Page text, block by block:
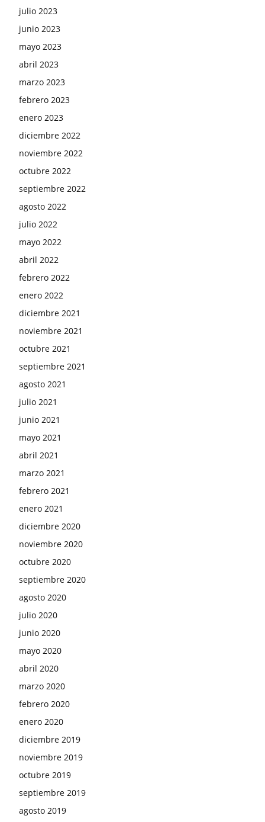
julio 2023
junio 2023
mayo 2023
abril 2023
marzo 2023
febrero 2023
enero 2023
diciembre 2022
noviembre 2022
octubre 2022
septiembre 2022
agosto 2022
julio 2022
mayo 2022
abril 2022
febrero 2022
enero 2022
diciembre 2021
noviembre 2021
octubre 2021
septiembre 2021
agosto 2021
julio 2021
junio 2021
mayo 2021
abril 2021
marzo 2021
febrero 2021
enero 2021
diciembre 2020
noviembre 2020
octubre 2020
septiembre 2020
agosto 2020
julio 2020
junio 2020
mayo 2020
abril 2020
marzo 2020
febrero 2020
enero 2020
diciembre 2019
noviembre 2019
octubre 2019
septiembre 2019
agosto 2019